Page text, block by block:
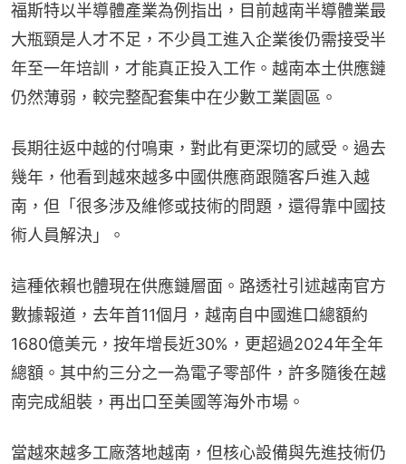
福斯特以半導體產業為例指出，目前越南半導體業最
大瓶頸是人才不足，不少員工進入企業後仍需接受半
年至一年培訓，才能真正投入工作。越南本土供應鏈
仍然薄弱，較完整配套集中在少數工業園區。
長期往返中越的付鳴東，對此有更深切的感受。過去
幾年，他看到越來越多中國供應商跟隨客戶進入越
南，但「很多涉及維修或技術的問題，還得靠中國技
術人員解決」。
這種依賴也體現在供應鏈層面。路透社引述越南官方
數據報道，去年首11個月，越南自中國進口總額約
1680億美元，按年增長近30%，更超過2024年全年
總額。其中約三分之一為電子零部件，許多隨後在越
南完成組裝，再出口至美國等海外市場。
當越來越多工廠落地越南，但核心設備與先進技術仍